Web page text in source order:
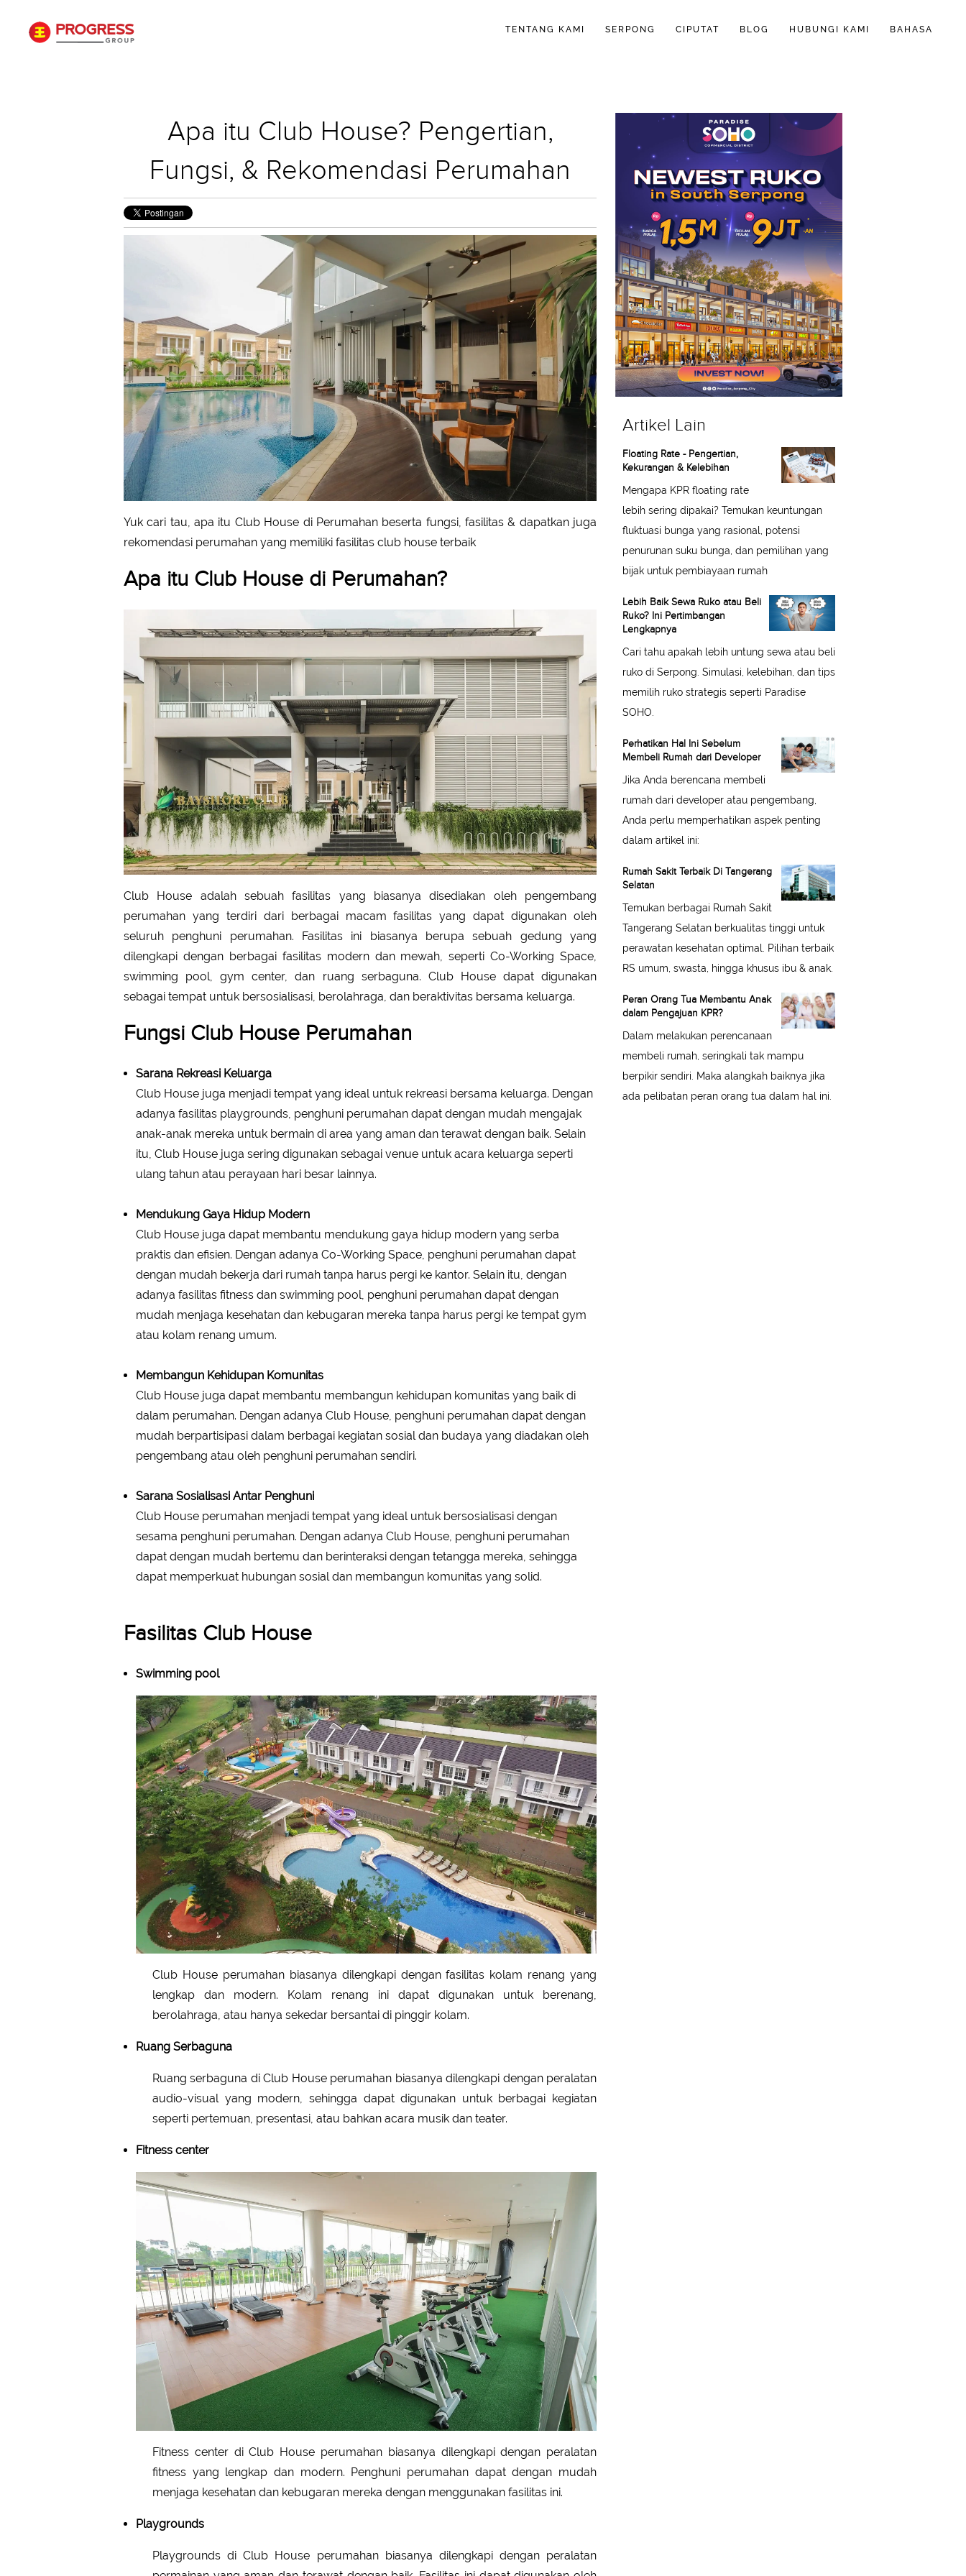
TENTANG KAMI SERPONG CIPUTAT BLOG HUBUNGI KAMI BAHASA
Apa itu Club House? Pengertian,
Fungsi, & Rekomendasi Perumahan
Yuk cari tau, apa itu Club House di Perumahan beserta fungsi, fasilitas & dapatkan juga
rekomendasi perumahan yang memiliki fasilitas club house terbaik
Apa itu Club House di Perumahan?
Club House adalah sebuah fasilitas yang biasanya disediakan oleh pengembang
perumahan yang terdiri dari berbagai macam fasilitas yang dapat digunakan oleh
seluruh penghuni perumahan. Fasilitas ini biasanya berupa sebuah gedung yang
dilengkapi dengan berbagai fasilitas modern dan mewah, seperti Co-Working Space,
swimming pool, gym center, dan ruang serbaguna. Club House dapat digunakan
sebagai tempat untuk bersosialisasi, berolahraga, dan beraktivitas bersama keluarga.
Fungsi Club House Perumahan
Sarana Rekreasi Keluarga
Club House juga menjadi tempat yang ideal untuk rekreasi bersama keluarga. Dengan
adanya fasilitas playgrounds, penghuni perumahan dapat dengan mudah mengajak
anak-anak mereka untuk bermain di area yang aman dan terawat dengan baik. Selain
itu, Club House juga sering digunakan sebagai venue untuk acara keluarga seperti
ulang tahun atau perayaan hari besar lainnya.
Mendukung Gaya Hidup Modern
Club House juga dapat membantu mendukung gaya hidup modern yang serba
praktis dan efisien. Dengan adanya Co-Working Space, penghuni perumahan dapat
dengan mudah bekerja dari rumah tanpa harus pergi ke kantor. Selain itu, dengan
adanya fasilitas fitness dan swimming pool, penghuni perumahan dapat dengan
mudah menjaga kesehatan dan kebugaran mereka tanpa harus pergi ke tempat gym
atau kolam renang umum.
Membangun Kehidupan Komunitas
Club House juga dapat membantu membangun kehidupan komunitas yang baik di
dalam perumahan. Dengan adanya Club House, penghuni perumahan dapat dengan
mudah berpartisipasi dalam berbagai kegiatan sosial dan budaya yang diadakan oleh
pengembang atau oleh penghuni perumahan sendiri.
Sarana Sosialisasi Antar Penghuni
Club House perumahan menjadi tempat yang ideal untuk bersosialisasi dengan
sesama penghuni perumahan. Dengan adanya Club House, penghuni perumahan
dapat dengan mudah bertemu dan berinteraksi dengan tetangga mereka, sehingga
dapat memperkuat hubungan sosial dan membangun komunitas yang solid.
Fasilitas Club House
Swimming pool
Club House perumahan biasanya dilengkapi dengan fasilitas kolam renang yang
lengkap dan modern. Kolam renang ini dapat digunakan untuk berenang,
berolahraga, atau hanya sekedar bersantai di pinggir kolam.
Ruang Serbaguna
Ruang serbaguna di Club House perumahan biasanya dilengkapi dengan peralatan
audio-visual yang modern, sehingga dapat digunakan untuk berbagai kegiatan
seperti pertemuan, presentasi, atau bahkan acara musik dan teater.
Fitness center
Fitness center di Club House perumahan biasanya dilengkapi dengan peralatan
fitness yang lengkap dan modern. Penghuni perumahan dapat dengan mudah
menjaga kesehatan dan kebugaran mereka dengan menggunakan fasilitas ini.
Playgrounds
Playgrounds di Club House perumahan biasanya dilengkapi dengan peralatan
Artikel Lain
Floating Rate - Pengertian,
Kekurangan & Kelebihan
Mengapa KPR floating rate
lebih sering dipakai? Temukan keuntungan
fluktuasi bunga yang rasional, potensi
penurunan suku bunga, dan pemilihan yang
bijak untuk pembiayaan rumah
Lebih Baik Sewa Ruko atau Beli
Ruko? Ini Pertimbangan
Lengkapnya
Cari tahu apakah lebih untung sewa atau beli
ruko di Serpong. Simulasi, kelebihan, dan tips
memilih ruko strategis seperti Paradise
SOHO.
Perhatikan Hal Ini Sebelum
Membeli Rumah dari Developer
Jika Anda berencana membeli
rumah dari developer atau pengembang,
Anda perlu memperhatikan aspek penting
dalam artikel ini:
Rumah Sakit Terbaik Di Tangerang
Selatan
Temukan berbagai Rumah Sakit
Tangerang Selatan berkualitas tinggi untuk
perawatan kesehatan optimal. Pilihan terbaik
RS umum, swasta, hingga khusus ibu & anak.
Peran Orang Tua Membantu Anak
dalam Pengajuan KPR?
Dalam melakukan perencanaan
membeli rumah, seringkali tak mampu
berpikir sendiri. Maka alangkah baiknya jika
ada pelibatan peran orang tua dalam hal ini.